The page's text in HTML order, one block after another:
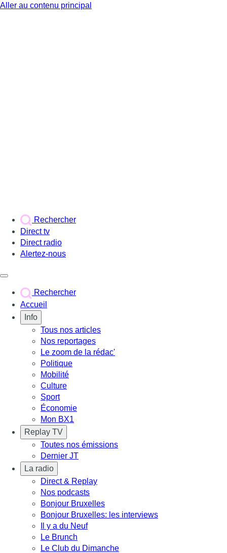
Aller au contenu principal
Rechercher
Direct tv
Direct radio
Alertez-nous
Rechercher
Accueil
Info
Tous nos articles
Nos reportages
Le zoom de la rédac'
Politique
Mobilité
Culture
Sport
Économie
Mon BX1
Replay TV
Toutes nos émissions
Dernier JT
La radio
Direct & Replay
Nos podcasts
Bonjour Bruxelles
Bonjour Bruxelles: les interviews
Il y a du Neuf
Le Brunch
Le Club du Dimanche